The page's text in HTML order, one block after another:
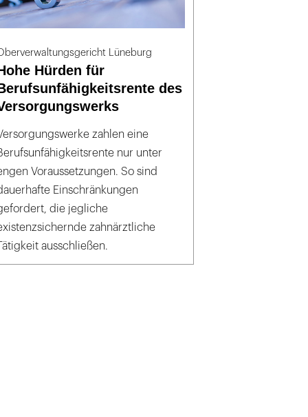
Lüneburg
Hürden für
des
zahlen eine
nur unter
Voraussetzungen. So sind
Einschränkungen
die jegliche
zahnärztliche
ausschließen.